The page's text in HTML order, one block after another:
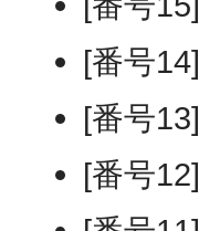
[番号14]
[番号13]
[番号12]